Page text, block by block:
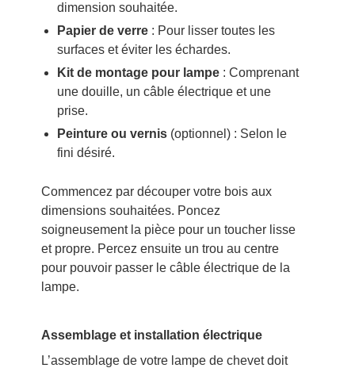
dimension souhaitée.
Papier de verre: Pour lisser toutes les
surfaces et éviter les échardes.
Kit de montage pour lampe: Comprenant
une douille, un câble électrique et une
prise.
Peinture ou vernis(optionnel) : Selon le
fini désiré.
Commencez par découper votre bois aux
dimensions souhaitées. Poncez
soigneusement la pièce pour un toucher lisse
et propre. Percez ensuite un trou au centre
pour pouvoir passer le câble électrique de la
lampe.
Assemblage et installation électrique
L’assemblage de votre lampe de chevet doit